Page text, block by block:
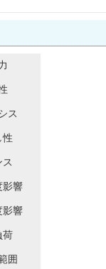
ス
性
ス
影響
影響
荷
囲